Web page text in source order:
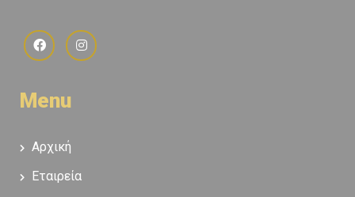
Menu
Αρχική
Εταιρεία